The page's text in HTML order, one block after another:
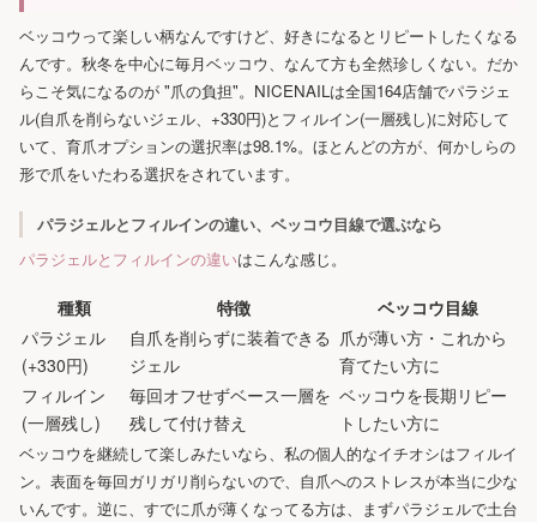
ベッコウって楽しい柄なんですけど、好きになるとリピートしたくなる
んです。秋冬を中心に毎月ベッコウ、なんて方も全然珍しくない。だか
らこそ気になるのが "爪の負担"。NICENAILは全国164店舗でパラジェ
ル(自爪を削らないジェル、+330円)とフィルイン(一層残し)に対応して
いて、育爪オプションの選択率は98.1%。ほとんどの方が、何かしらの
形で爪をいたわる選択をされています。
パラジェルとフィルインの違い、ベッコウ目線で選ぶなら
パラジェルとフィルインの違いはこんな感じ。
種類 特徴
ベッコウ目線
パラジェル
(+330円)
自爪を削らずに装着できる
ジェル
爪が薄い方・これから
育てたい方に
フィルイン
(一層残し)
毎回オフせずベース一層を
残して付け替え
ベッコウを長期リピー
トしたい方に
ベッコウを継続して楽しみたいなら、私の個人的なイチオシはフィルイ
ン。表面を毎回ガリガリ削らないので、自爪へのストレスが本当に少な
いんです。逆に、すでに爪が薄くなってる方は、まずパラジェルで土台